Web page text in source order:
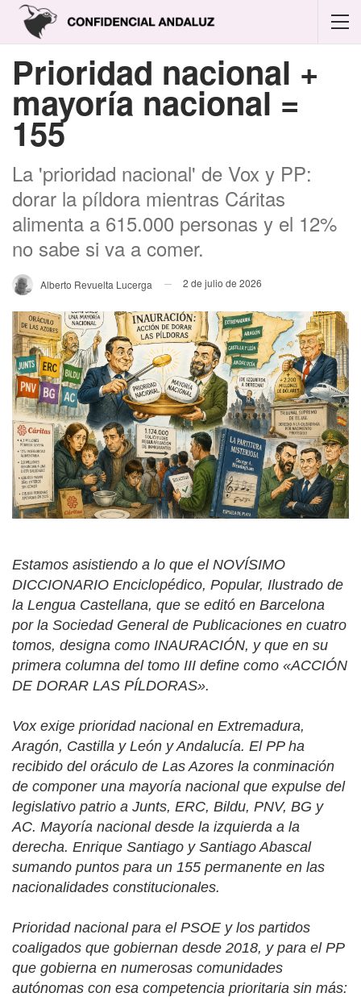
Prioridad nacional +
mayoría nacional =
155
La 'prioridad nacional' de Vox y PP:
dorar la píldora mientras Cáritas
alimenta a 615.000 personas y el 12%
no sabe si va a comer.
Alberto Revuelta Lucerga 2 de julio de 2026
Estamos asistiendo a lo que el NOVÍSIMO
DICCIONARIO Enciclopédico, Popular, Ilustrado de
la Lengua Castellana, que se editó en Barcelona
por la Sociedad General de Publicaciones en cuatro
tomos, designa como INAURACIÓN, y que en su
primera columna del tomo III define como «ACCIÓN
DE DORAR LAS PÍLDORAS».
Vox exige prioridad nacional en Extremadura,
Aragón, Castilla y León y Andalucía. El PP ha
recibido del oráculo de Las Azores la conminación
de componer una mayoría nacional que expulse del
legislativo patrio a Junts, ERC, Bildu, PNV, BG y
AC. Mayoría nacional desde la izquierda a la
derecha. Enrique Santiago y Santiago Abascal
sumando puntos para un 155 permanente en las
nacionalidades constitucionales.
Prioridad nacional para el PSOE y los partidos
coaligados que gobiernan desde 2018, y para el PP
que gobierna en numerosas comunidades
autónomas con esa competencia prioritaria sin más: